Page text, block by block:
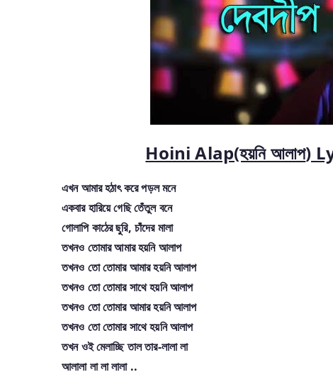
Hoini Alap(হয়নি আলাপ)
এখন আমার হঠাৎ করে পড়ল মনে
একবার হারিয়ে গেছি তেঁতুল বনে
গোলাপি কাঠের ছুরি, চাঁদের মালা
তখনও তোমার আমার হয়নি আলাপ
তখনও তো তোমার আমার হয়নি আলাপ
তখনও তো তোমার সাথে হয়নি আলাপ
তখনও তো তোমার আমার হয়নি আলাপ
তখনও তো তোমার সাথে হয়নি আলাপ
তখন ওই মেলাচ্ছি তাল তার-লালা লা
আলালা লা লা লালা ..